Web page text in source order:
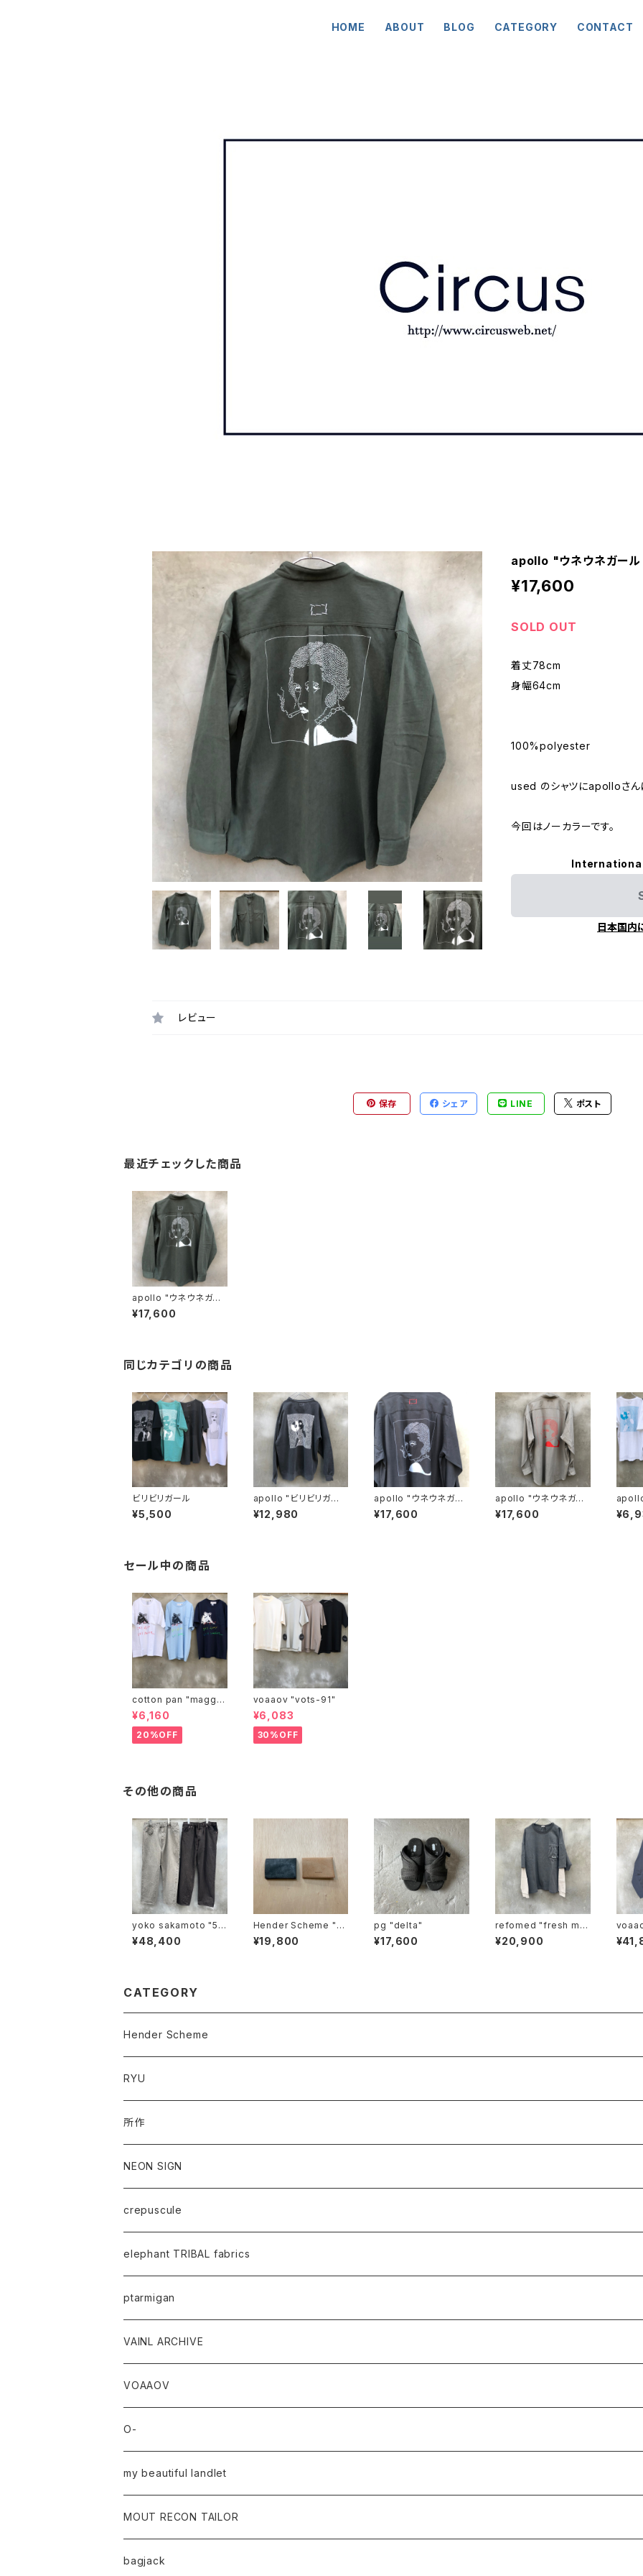
HOME ABOUT BLOG CATEGORY CONTACT
apollo "ウネウネガ
¥17,600
SOLD OUT
着丈78cm
身幅64cm
100%polyester
used のシャツにapolloさん
今回はノーカラーです。
日本国内
レビュー
保存 シェア LINE ポスト
最近チェックした商品
apollo "ウネウネガー
ル shirt"C
¥17,600
同じカテゴリの商品
ビリビリガール
¥5,500
apollo "ビリビリガー
ル sweat"
¥12,980
apollo "ウネウネガー
ル shirt"E
¥17,600
apollo "ウネウネガー
ル shirt" B
¥17,600
ル2"
セール中の商品
cotton pan "maggie
may"
¥6,160
20%OFF
voaaov "vots-91"
¥6,083
30%OFF
その他の商品
yoko sakamoto "5p
ocket easy pants"
¥48,400
Hender Scheme "co
mpact card case"
¥19,800
pg "delta"
¥17,600
refomed "fresh ma
n l/s tee"
¥20,900
CATEGORY
Hender Scheme
RYU
所作
NEON SIGN
crepuscule
elephant TRIBAL fabrics
ptarmigan
VAINL ARCHIVE
VOAAOV
O-
my beautiful landlet
MOUT RECON TAILOR
bagjack